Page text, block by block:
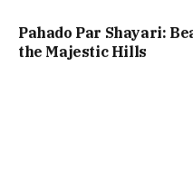
Pahado Par Shayari:
the Majestic Hills